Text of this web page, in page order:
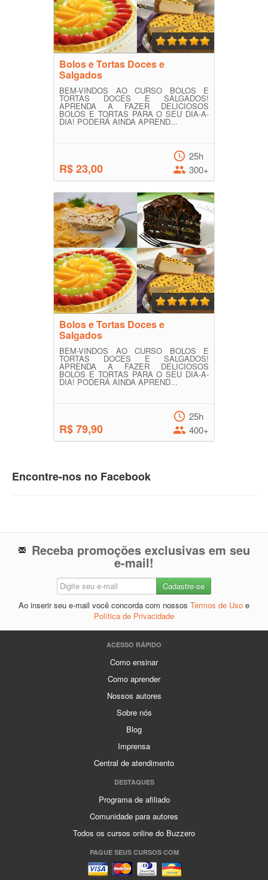
Bolos e Tortas Doces e
Salgados
BEM-VINDOS AO CURSO BOLOS E
TORTAS DOCES E SALGADOS!
APRENDA A FAZER DELICIOSOS
BOLOS E TORTAS PARA O SEU DIA-A-
DIA! PODERÁ AINDA APREND...
R$ 23,00
25h
300+
Bolos e Tortas Doces e
Salgados
BEM-VINDOS AO CURSO BOLOS E
TORTAS DOCES E SALGADOS!
APRENDA A FAZER DELICIOSOS
BOLOS E TORTAS PARA O SEU DIA-A-
DIA! PODERÁ AINDA APREND...
R$ 79,90
25h
400+
Encontre-nos no Facebook
Receba promoções exclusivas em seu
e-mail!
Ao inserir seu e-mail você concorda com nossos Termos de Uso e
Política de Privacidade
ACESSO RÁPIDO
Como ensinar
Como aprender
Nossos autores
Sobre nós
Blog
Imprensa
Central de atendimento
DESTAQUES
Programa de afiliado
Comunidade para autores
Todos os cursos online do Buzzero
PAGUE SEUS CURSOS COM